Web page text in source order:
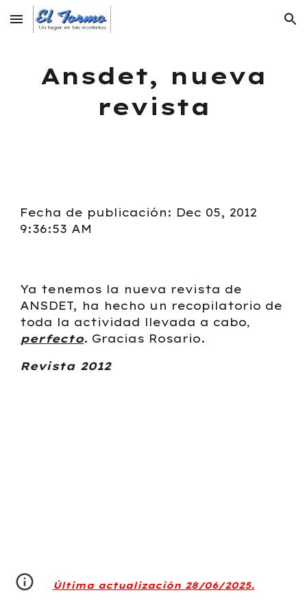
Skip to main content Skip to navigation
Ansdet, nueva
revista
Fecha de publicación: Dec 05, 2012
9:36:53 AM
Ya tenemos la nueva revista de
ANSDET, ha hecho un recopilatorio de
toda la actividad llevada a cabo,
perfecto. Gracias Rosario.
Revista 2012
Última actualización 28/06/2025.